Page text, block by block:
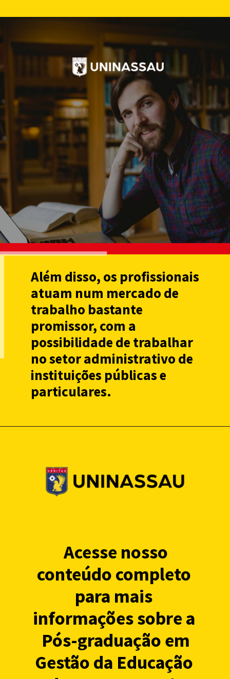
Além disso, os profissionais
atuam num mercado de
trabalho bastante
promissor, com a
possibilidade de trabalhar
no setor administrativo de
instituições públicas e
particulares.
Acesse nosso
conteúdo completo
para mais
informações sobre a
Pós-graduação em
Gestão da Educação